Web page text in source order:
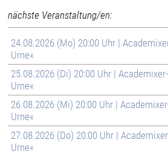
nächste Veranstaltung/en:
24.08.2026 (Mo) 20:00 Uhr |
Urne«
25.08.2026 (Di) 20:00 Uhr |
Urne«
26.08.2026 (Mi) 20:00 Uhr |
Urne«
27.08.2026 (Do) 20:00 Uhr |
Urne«